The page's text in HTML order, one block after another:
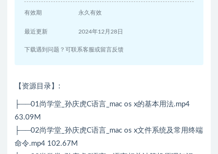
有效期 永久有效
最近更新 2024年12月28日
下载遇到问题？可联系客服或留言反馈
【资源目录】:
├──01尚学堂_孙庆虎C语言_mac os x的基本用法.mp4
63.09M
├──02尚学堂_孙庆虎C语言_mac os x文件系统及常用终端
命令.mp4 102.67M